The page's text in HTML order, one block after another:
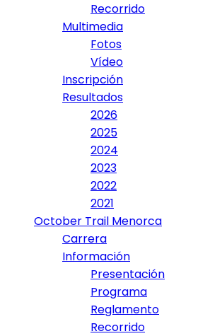
Recorrido
Multimedia
Fotos
Vídeo
Inscripción
Resultados
2026
2025
2024
2023
2022
2021
October Trail Menorca
Carrera
Información
Presentación
Programa
Reglamento
Recorrido